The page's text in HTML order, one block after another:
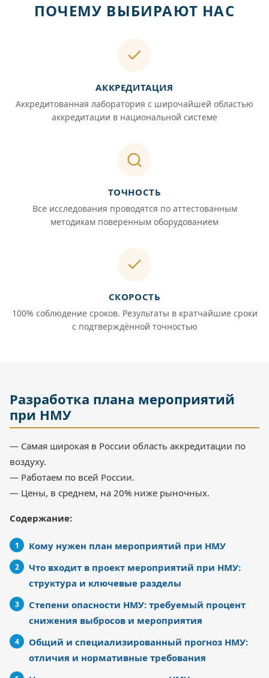
ПОЧЕМУ ВЫБИРАЮТ НАС
АККРЕДИТАЦИЯ
Аккредитованная лаборатория с широчайшей областью
аккредитации в национальной системе
ТОЧНОСТЬ
Все исследования проводятся по аттестованным
методикам поверенным оборудованием
СКОРОСТЬ
100% соблюдение сроков. Результаты в кратчайшие сроки
с подтверждённой точностью
Разработка плана мероприятий
при НМУ
— Самая широкая в России область аккредитации по
воздуху.
— Работаем по всей России.
— Цены, в среднем, на 20% ниже рыночных.
Содержание:
Кому нужен план мероприятий при НМУ
Что входит в проект мероприятий при НМУ:
структура и ключевые разделы
Степени опасности НМУ: требуемый процент
снижения выбросов и мероприятия
Общий и специализированный прогноз НМУ:
отличия и нормативные требования